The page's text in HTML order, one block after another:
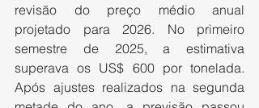
revisão do preço médio anual
projetado para 2026. No primeiro
semestre de 2025, a estimativa
superava os US$ 600 por tonelada.
Após ajustes realizados na segunda